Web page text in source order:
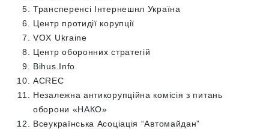
Трансперенсі Інтернешнл Україна
Центр протидії корупції
VOX Ukraine
Центр оборонних стратегій
Bihus.Info
ACREC
Незалежна антикорупційна комісія з питань
оборони «НАКО»
Всеукраїнська Асоціація “Автомайдан”